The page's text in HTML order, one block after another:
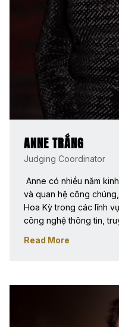
ANNE TRẮNG
Judging Coordinator
Anne có nhiều năm
và quan hệ công
Hoa Kỳ trong các lĩnh
công nghệ thông tin,
công ty quan hệ công
tin trực tuyến. Hiện nay,
chịu trách nhiệm tổ
quốc tế cho tất cả các
Read More